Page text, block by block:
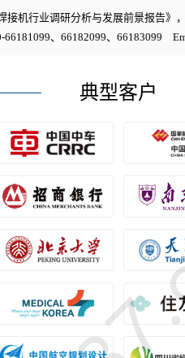
接机行业调研分析与发展前景报告》
66181099、66182099、66183099
典型客户